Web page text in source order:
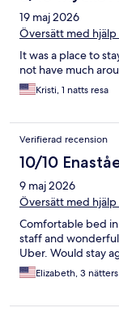
19 maj 2026
Översätt med hjälp
It was a place to
not have much
Kristi, 1 natts resa
Verifierad recension
10/10
9 maj 2026
Översätt med hjälp
Comfortable bed
staff and
Uber. Would stay
Elizabeth, 3